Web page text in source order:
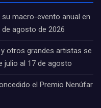
su macro-evento anual en
agosto de 2026
otros grandes artistas se
julio al 17 de agosto
el Premio Nenúfar